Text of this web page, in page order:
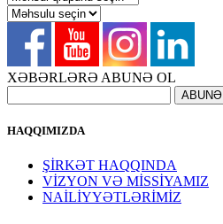
XƏBƏRLƏRƏ ABUNƏ OL
HAQQIMIZDA
ŞİRKƏT HAQQINDA
VİZYON VƏ MİSSİYAMIZ
NAİLİYYƏTLƏRİMİZ